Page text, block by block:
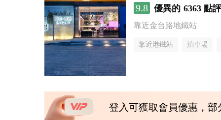
9.8 優異的 6363 點評
靠近金台路地鐵站
靠近港鐵站 泊車場
登入可獲取會員優惠，